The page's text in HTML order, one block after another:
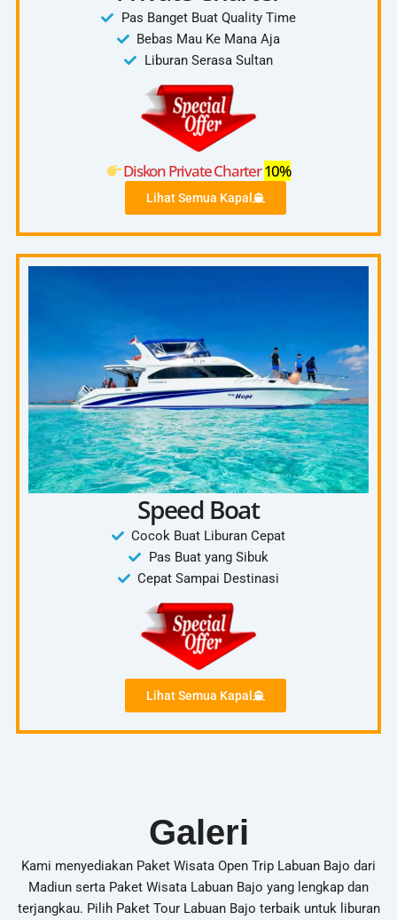
Pas Banget Buat Quality Time
Bebas Mau Ke Mana Aja
Liburan Serasa Sultan
Diskon Private Charter10%
Lihat Semua Kapal
Speed Boat
Cocok Buat Liburan Cepat
Pas Buat yang Sibuk
Cepat Sampai Destinasi
Lihat Semua Kapal
Galeri
Kami menyediakan Paket Wisata Open Trip Labuan Bajo dari
Madiun serta Paket Wisata Labuan Bajo yang lengkap dan
terjangkau. Pilih Paket Tour Labuan Bajo terbaik untuk liburan